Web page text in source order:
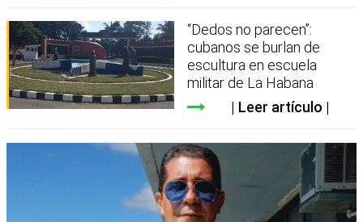
“Dedos no parecen”:
cubanos se burlan de
escultura en escuela
militar de La Habana
Leer artículo